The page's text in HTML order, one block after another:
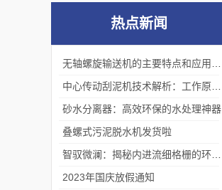
热点新闻
砂水分离器：高效环保的水处理神器
叠螺式污泥脱水机发货啦
2023年国庆放假通知